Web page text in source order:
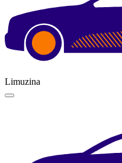
Limuzina